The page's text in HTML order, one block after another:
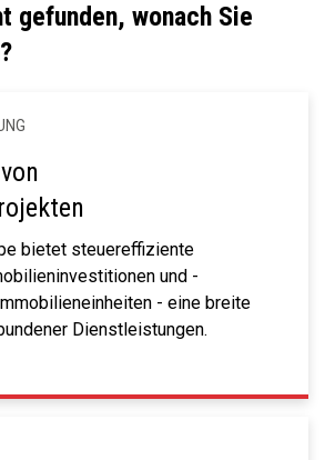
gefunden, wonach Sie
bietet steuereffiziente
und -
- eine breite
Dienstleistungen.